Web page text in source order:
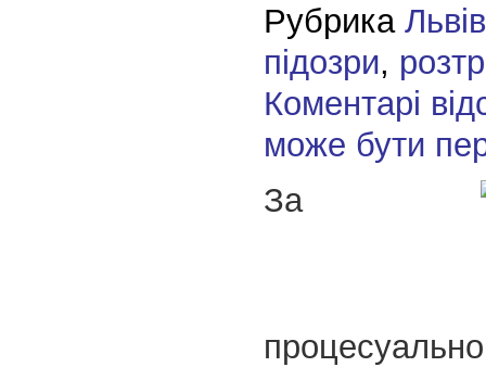
Рубрика
підозри,
Коментарі
може бути
За